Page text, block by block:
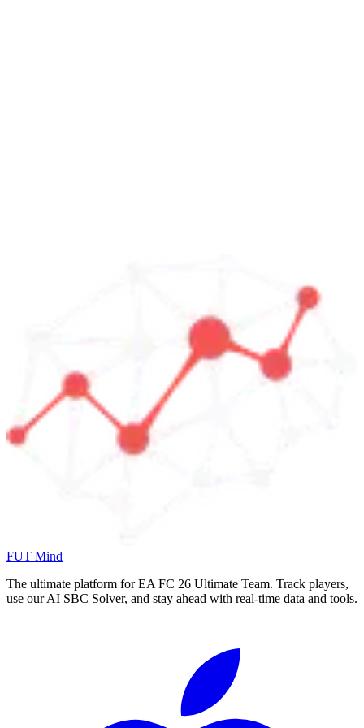
FUT Mind
The ultimate platform for EA FC 26 Ultimate Team. Track players,
use our AI SBC Solver, and stay ahead with real-time data and tools.